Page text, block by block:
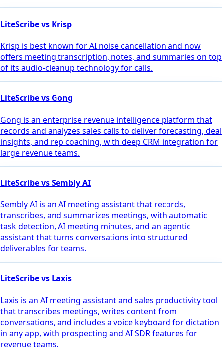
LiteScribe vs Krisp
Krisp is best known for AI noise cancellation and now
offers meeting transcription, notes, and summaries on top
of its audio-cleanup technology for calls.
LiteScribe vs Gong
Gong is an enterprise revenue intelligence platform that
records and analyzes sales calls to deliver forecasting, deal
insights, and rep coaching, with deep CRM integration for
large revenue teams.
LiteScribe vs Sembly AI
Sembly AI is an AI meeting assistant that records,
transcribes, and summarizes meetings, with automatic
task detection, AI meeting minutes, and an agentic
assistant that turns conversations into structured
deliverables for teams.
LiteScribe vs Laxis
Laxis is an AI meeting assistant and sales productivity tool
that transcribes meetings, writes content from
conversations, and includes a voice keyboard for dictation
in any app, with prospecting and AI SDR features for
revenue teams.